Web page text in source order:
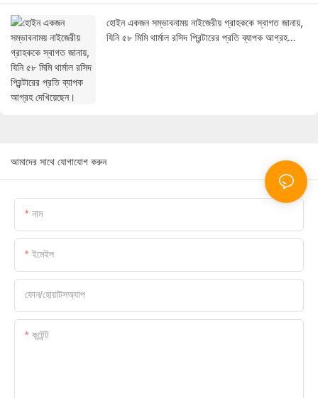
হোইন একজন সম্ভাবনাময় নাইজেরীয় গ্রাহককে স্বাগত জানায়,
যিনি ৫৮ মিমি থার্মাল রসিদ প্রিন্টারের প্রতি ব্যাপক আগ্রহ
আমাদের সাথে যোগাযোগ করুন
নাম
ইমেইল
ফোন/হোয়াটসঅ্যাপ
কন্টেন্ট